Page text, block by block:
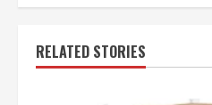
RELATED STORIES